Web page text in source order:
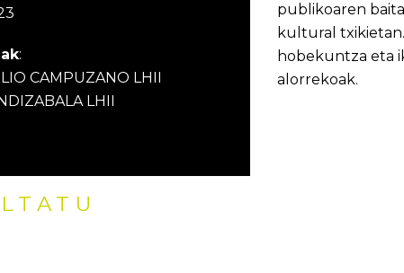
:
CAMPUZANO LHII
LHII
publikoaren
kultural
hobekuntza eta
alorrekoak.